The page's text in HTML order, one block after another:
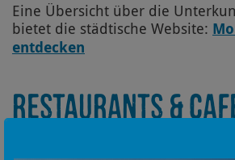
Eine Übersicht über die
bietet die städtische Website:
entdecken
RESTAURANTS &